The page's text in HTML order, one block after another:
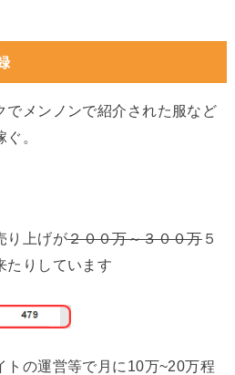
でメンノンで紹介された服など
。
り上げが２００万～３００万５
たりしています
トの運営等で月に10万~20万程